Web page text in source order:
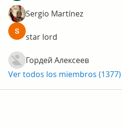
Sergio Martínez
star lord
Гордей Алексеев
Ver todos los miembros (1377)